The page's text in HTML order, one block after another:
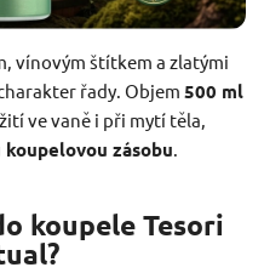
vínovým štítkem a zlatými
řady. Objem 500 ml
ve vaně i při mytí těla,
koupelovou zásobu.
koupele Tesori